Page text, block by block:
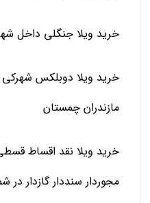
خرید ویلا جنگلی داخل
خرید ویلا دوبلکس
مازندران چمستان
خرید ویلا نقد اقساط
مجوردار سنددار گازدار